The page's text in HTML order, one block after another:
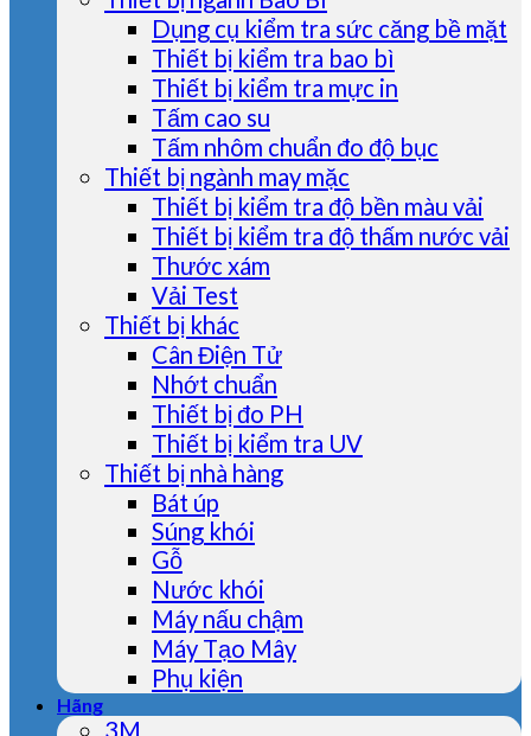
Dụng cụ kiểm tra sức căng bề mặt
Thiết bị kiểm tra bao bì
Thiết bị kiểm tra mực in
Tấm cao su
Tấm nhôm chuẩn đo độ bục
Thiết bị ngành may mặc
Thiết bị kiểm tra độ bền màu vải
Thiết bị kiểm tra độ thấm nước vải
Thước xám
Vải Test
Thiết bị khác
Cân Điện Tử
Nhớt chuẩn
Thiết bị đo PH
Thiết bị kiểm tra UV
Thiết bị nhà hàng
Bát úp
Súng khói
Gỗ
Nước khói
Máy nấu chậm
Máy Tạo Mây
Phụ kiện
Hãng
3M